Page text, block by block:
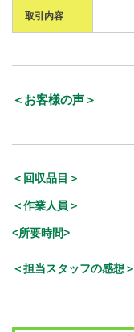
取引内容
＜お客様の声＞
＜回収品目＞
＜作業人員＞
<所要時間>
＜担当スタッフの感想＞